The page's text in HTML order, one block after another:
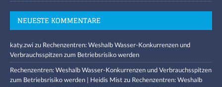
NEUESTE KOMMENTARE
katy.zwizu Rechenzentren: Weshalb Wasser-Konkurrenzen und
Verbrauchsspitzen zum Betriebsrisiko werden
Rechenzentren: Weshalb Wasser-Konkurrenzen und Verbrauchsspitzen
zum Betriebsrisiko werden | Heidis Mistzu Rechenzentren: Weshalb